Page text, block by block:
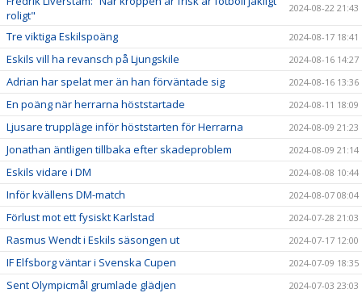
roligt"
2024-08-22 21:43
Tre viktiga Eskilspoäng 2024-08-17 18:41
Eskils vill ha revansch på Ljungskile 2024-08-16 14:27
Adrian har spelat mer än han förväntade sig 2024-08-16 13:36
En poäng när herrarna höststartade 2024-08-11 18:09
Ljusare truppläge inför höststarten för Herrarna 2024-08-09 21:23
Jonathan äntligen tillbaka efter skadeproblem 2024-08-09 21:14
Eskils vidare i DM 2024-08-08 10:44
Inför kvällens DM-match 2024-08-07 08:04
Förlust mot ett fysiskt Karlstad 2024-07-28 21:03
Rasmus Wendt i Eskils säsongen ut 2024-07-17 12:00
IF Elfsborg väntar i Svenska Cupen 2024-07-09 18:35
Sent Olympicmål grumlade glädjen 2024-07-03 23:03